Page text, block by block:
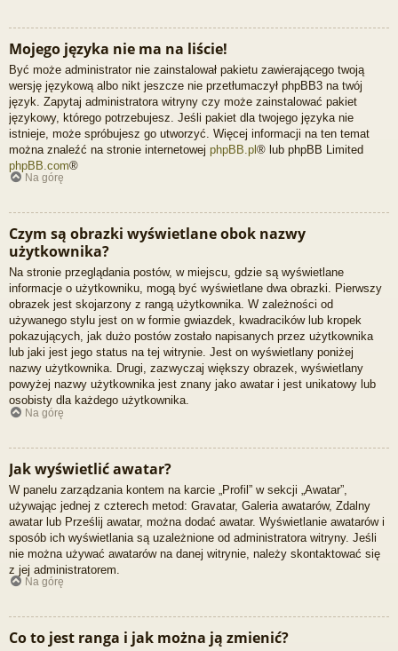
Mojego języka nie ma na liście!
Być może administrator nie zainstalował pakietu zawierającego twoją
wersję językową albo nikt jeszcze nie przetłumaczył phpBB3 na twój
język. Zapytaj administratora witryny czy może zainstalować pakiet
językowy, którego potrzebujesz. Jeśli pakiet dla twojego języka nie
istnieje, może spróbujesz go utworzyć. Więcej informacji na ten temat
można znaleźć na stronie internetowej phpBB.pl ® lub phpBB Limited
phpBB.com®
Na górę
Czym są obrazki wyświetlane obok nazwy
użytkownika?
Na stronie przeglądania postów, w miejscu, gdzie są wyświetlane
informacje o użytkowniku, mogą być wyświetlane dwa obrazki. Pierwszy
obrazek jest skojarzony z rangą użytkownika. W zależności od
używanego stylu jest on w formie gwiazdek, kwadracików lub kropek
pokazujących, jak dużo postów zostało napisanych przez użytkownika
lub jaki jest jego status na tej witrynie. Jest on wyświetlany poniżej
nazwy użytkownika. Drugi, zazwyczaj większy obrazek, wyświetlany
powyżej nazwy użytkownika jest znany jako awatar i jest unikatowy lub
osobisty dla każdego użytkownika.
Na górę
Jak wyświetlić awatar?
W panelu zarządzania kontem na karcie „Profil” w sekcji „Awatar”,
używając jednej z czterech metod: Gravatar, Galeria awatarów, Zdalny
awatar lub Prześlij awatar, można dodać awatar. Wyświetlanie awatarów i
sposób ich wyświetlania są uzależnione od administratora witryny. Jeśli
nie można używać awatarów na danej witrynie, należy skontaktować się
z jej administratorem.
Na górę
Co to jest ranga i jak można ją zmienić?